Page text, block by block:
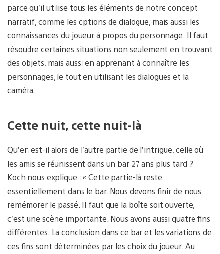
parce qu’il utilise tous les éléments de notre concept
narratif, comme les options de dialogue, mais aussi les
connaissances du joueur à propos du personnage. Il faut
résoudre certaines situations non seulement en trouvant
des objets, mais aussi en apprenant à connaître les
personnages, le tout en utilisant les dialogues et la
caméra.
Cette nuit, cette nuit-là
Qu’en est-il alors de l’autre partie de l’intrigue, celle où
les amis se réunissent dans un bar 27 ans plus tard ?
Koch nous explique : « Cette partie-là reste
essentiellement dans le bar. Nous devons finir de nous
remémorer le passé. Il faut que la boîte soit ouverte,
c’est une scène importante. Nous avons aussi quatre fins
différentes. La conclusion dans ce bar et les variations de
ces fins sont déterminées par les choix du joueur. Au